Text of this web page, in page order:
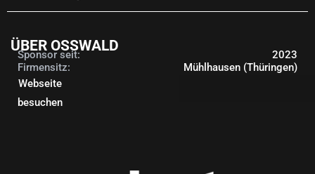
ÜBER OSSWALD
Sponsor seit:
2023
Firmensitz:
Mühlhausen (Thüringen)
Webseite
besuchen